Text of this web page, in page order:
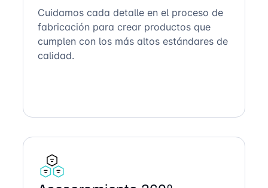
Cuidamos cada detalle en el proceso de
fabricación para crear productos que
cumplen con los más altos estándares de
calidad.